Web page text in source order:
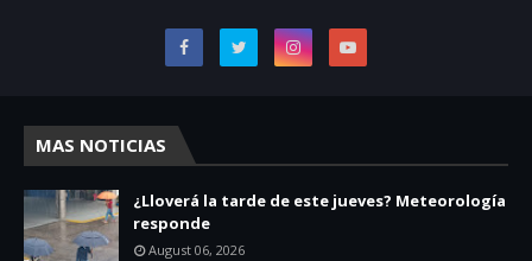
MAS NOTICIAS
¿Lloverá la tarde de este jueves? Meteorología
responde
August 06, 2026